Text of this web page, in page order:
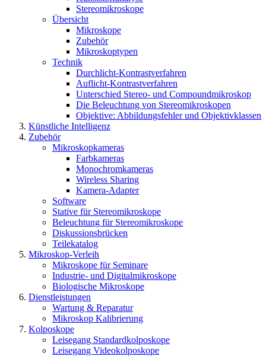
Stereomikroskope
Übersicht
Mikroskope
Zubehör
Mikroskoptypen
Technik
Durchlicht-Kontrastverfahren
Auflicht-Kontrastverfahren
Unterschied Stereo- und Compoundmikroskop
Die Beleuchtung von Stereomikroskopen
Objektive: Abbildungsfehler und Objektivklassen
Künstliche Intelligenz
Zubehör
Mikroskopkameras
Farbkameras
Monochromkameras
Wireless Sharing
Kamera-Adapter
Software
Stative für Stereomikroskope
Beleuchtung für Stereomikroskope
Diskussionsbrücken
Teilekatalog
Mikroskop-Verleih
Mikroskope für Seminare
Industrie- und Digitalmikroskope
Biologische Mikroskope
Dienstleistungen
Wartung & Reparatur
Mikroskop Kalibrierung
Kolposkope
Leisegang Standardkolposkope
Leisegang Videokolposkope